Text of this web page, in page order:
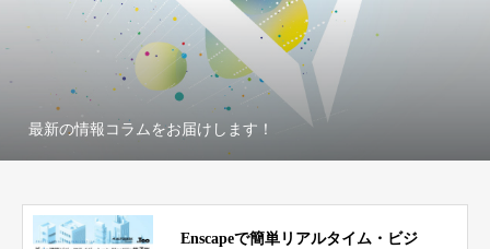
最新の情報コラムをお届けします！
Enscapeで簡単リアルタイム・ビジ